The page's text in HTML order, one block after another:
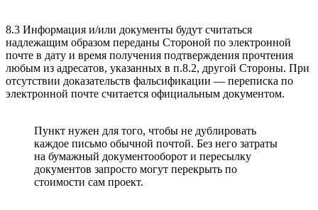
8.3 Информация и/или документы будут считаться
надлежащим образом переданы Стороной по электронной
почте в дату и время получения подтверждения прочтения
любым из адресатов, указанных в п.8.2, другой Стороны. При
отсутствии доказательств фальсификации — переписка по
электронной почте считается официальным документом.
Пункт нужен для того, чтобы не дублировать
каждое письмо обычной почтой. Без него затраты
на бумажный документооборот и пересылку
документов запросто могут перекрыть по
стоимости сам проект.